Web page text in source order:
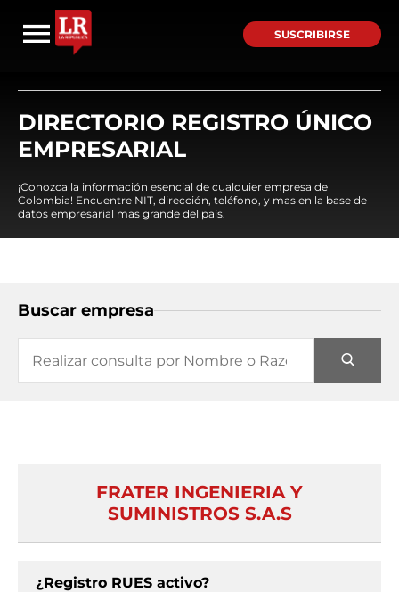
SUSCRIBIRSE
DIRECTORIO REGISTRO ÚNICO
EMPRESARIAL
¡Conozca la información esencial de cualquier empresa de
Colombia! Encuentre NIT, dirección, teléfono, y mas en la base de
datos empresarial mas grande del país.
Buscar empresa
FRATER INGENIERIA Y
SUMINISTROS S.A.S
¿Registro RUES activo?